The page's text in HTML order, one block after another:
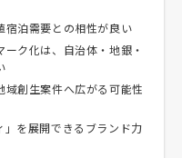
宿泊需要との相性が良い
ク化は、自治体・地銀・
創生案件へ広がる可能性
を展開できるブランド力